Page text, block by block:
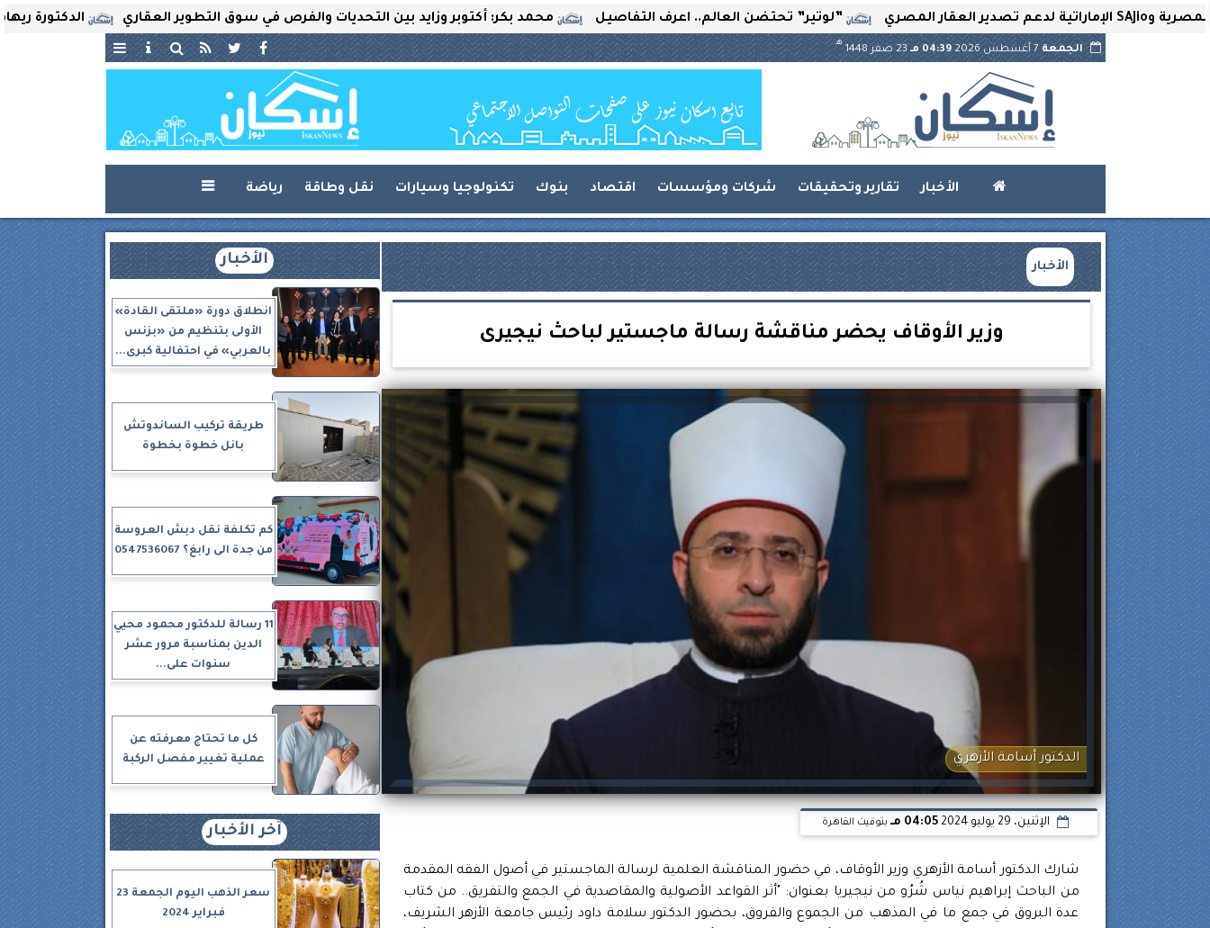
الدكتورة ريهام محمد بكر: أكتوبر وزايد بين التحديات والفرص في سوق التطوير العقاري ”لوتير” تحتضن العالم.. اعرف التفاصيل
الجمعة7 أغسطس 2026 04:39 مـ 23 صفر 1448
هـ
الأخبار تقارير وتحقيقات شركات ومؤسسات اقتصاد بنوك تكنولوجيا وسيارات نقل وطاقة رياضة 
الأخبار
وزير الأوقاف يحضر مناقشة رسالة ماجستير لباحث نيجيرى
الدكتور أسامة الأزهري
الإثنين، 29 يوليو 2024 04:05 مـ بتوقيت القاهرة
شارك الدكتور أسامة الأزهري وزير الأوقاف، في حضور المناقشة العلمية لرسالة الماجستير في أصول الفقه المقدمة
من الباحث إبراهيم نياس شُرُو من نيجيريا بعنوان: "أثر القواعد الأصولية والمقاصدية في الجمع والتفريق.. من كتاب
عدة البروق في جمع ما في المذهب من الجموع والفروق، بحضور الدكتور سلامة داود رئيس جامعة الأزهر الشريف،
الأخبار
انطلاق دورة «ملتقى القادة»
الأولى بتنظيم من «بزنس
بالعربي» في احتفالية كبرى...
طريقة تركيب الساندوتش
بانل خطوة بخطوة
كم تكلفة نقل دبش العروسة
من جدة الى رابغ؟ 0547536067
11 رسالة للدكتور محمود محيي
الدين بمناسبة مرور عشر
سنوات على...
كل ما تحتاج معرفته عن
عملية تغيير مفصل الركبة
آخر الأخبار
سعر الذهب اليوم الجمعة 23
فبراير 2024